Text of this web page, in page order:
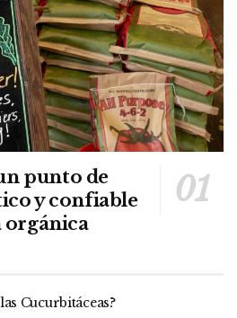
punto de
y confiable
orgánica
Cucurbitáceas?